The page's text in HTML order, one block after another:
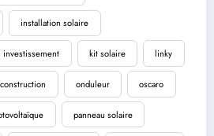
installation solaire
investissement kit solaire linky
onduleur oscaro
panneau solaire